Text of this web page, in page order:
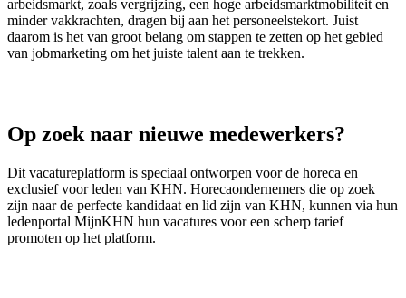
arbeidsmarkt, zoals vergrijzing, een hoge arbeidsmarktmobiliteit en
minder vakkrachten, dragen bij aan het personeelstekort. Juist
daarom is het van groot belang om stappen te zetten op het gebied
van jobmarketing om het juiste talent aan te trekken.
Op zoek naar nieuwe medewerkers?
Dit vacatureplatform is speciaal ontworpen voor de horeca en
exclusief voor leden van KHN. Horecaondernemers die op zoek
zijn naar de perfecte kandidaat en lid zijn van KHN, kunnen via hun
ledenportal MijnKHN hun vacatures voor een scherp tarief
promoten op het platform.